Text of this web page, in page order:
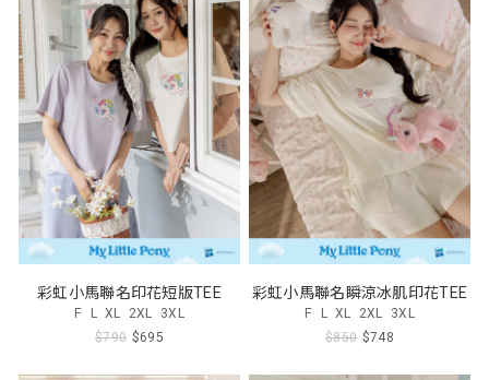
彩虹小馬聯名印花短版TEE
F L XL 2XL 3XL
$790 $695
彩虹小馬聯名瞬涼冰肌印花TEE
F L XL 2XL 3XL
$850 $748